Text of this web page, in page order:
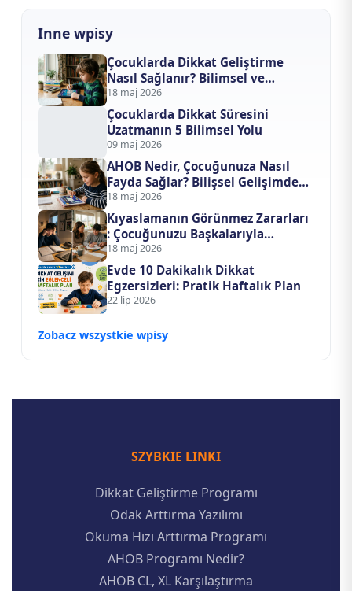
Inne wpisy
Çocuklarda Dikkat Geliştirme
Nasıl Sağlanır? Bilimsel ve
Teknolojik Yaklaşımlar
18 maj 2026
Çocuklarda Dikkat Süresini
Uzatmanın 5 Bilimsel Yolu
09 maj 2026
AHOB Nedir, Çocuğunuza Nasıl
Fayda Sağlar? Bilişsel Gelişimde
Yapay Zeka Devrimi
18 maj 2026
Kıyaslamanın Görünmez Zararları
: Çocuğunuzu Başkalarıyla
Yarıştırmayı Bıraktığınızda Ne
Değişir?
18 maj 2026
Evde 10 Dakikalık Dikkat
Egzersizleri: Pratik Haftalık Plan
22 lip 2026
Zobacz wszystkie wpisy
SZYBKIE LINKI
Dikkat Geliştirme Programı
Odak Arttırma Yazılımı
Okuma Hızı Arttırma Programı
AHOB Programı Nedir?
AHOB CL, XL Karşılaştırma